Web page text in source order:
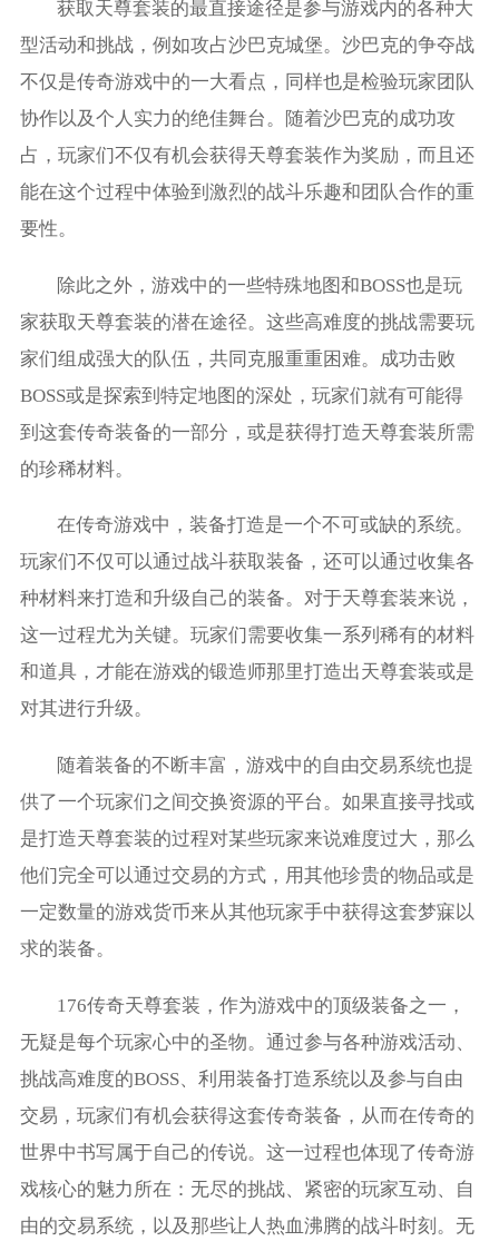
获取天尊套装的最直接途径是参与游戏内的各种大
型活动和挑战，例如攻占沙巴克城堡。沙巴克的争夺战
不仅是传奇游戏中的一大看点，同样也是检验玩家团队
协作以及个人实力的绝佳舞台。随着沙巴克的成功攻
占，玩家们不仅有机会获得天尊套装作为奖励，而且还
能在这个过程中体验到激烈的战斗乐趣和团队合作的重
要性。
除此之外，游戏中的一些特殊地图和BOSS也是玩
家获取天尊套装的潜在途径。这些高难度的挑战需要玩
家们组成强大的队伍，共同克服重重困难。成功击败
BOSS或是探索到特定地图的深处，玩家们就有可能得
到这套传奇装备的一部分，或是获得打造天尊套装所需
的珍稀材料。
在传奇游戏中，装备打造是一个不可或缺的系统。
玩家们不仅可以通过战斗获取装备，还可以通过收集各
种材料来打造和升级自己的装备。对于天尊套装来说，
这一过程尤为关键。玩家们需要收集一系列稀有的材料
和道具，才能在游戏的锻造师那里打造出天尊套装或是
对其进行升级。
随着装备的不断丰富，游戏中的自由交易系统也提
供了一个玩家们之间交换资源的平台。如果直接寻找或
是打造天尊套装的过程对某些玩家来说难度过大，那么
他们完全可以通过交易的方式，用其他珍贵的物品或是
一定数量的游戏货币来从其他玩家手中获得这套梦寐以
求的装备。
176传奇天尊套装，作为游戏中的顶级装备之一，
无疑是每个玩家心中的圣物。通过参与各种游戏活动、
挑战高难度的BOSS、利用装备打造系统以及参与自由
交易，玩家们有机会获得这套传奇装备，从而在传奇的
世界中书写属于自己的传说。这一过程也体现了传奇游
戏核心的魅力所在：无尽的挑战、紧密的玩家互动、自
由的交易系统，以及那些让人热血沸腾的战斗时刻。无